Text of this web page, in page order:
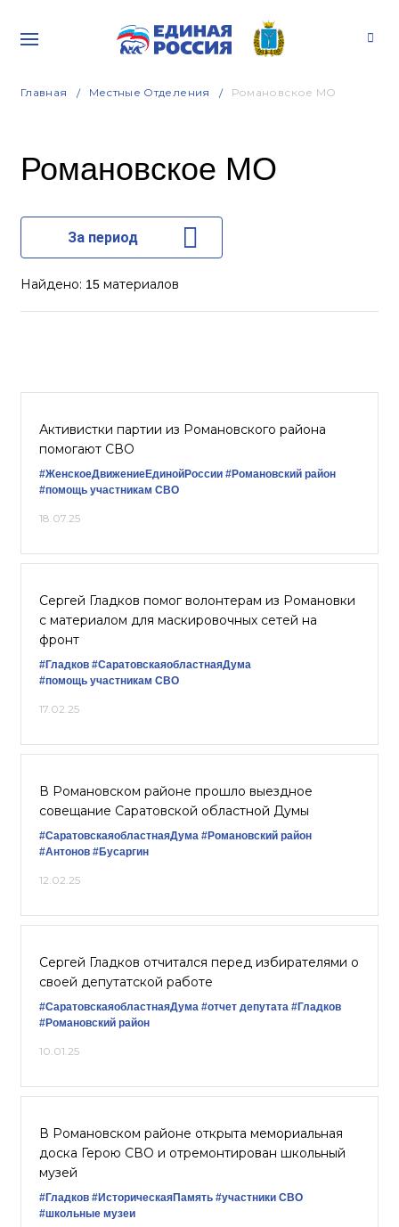
Главная Местные Отделения Романовское МО
Романовское МО
За период
Найдено: 15 материалов
Активистки партии из Романовского района
помогают СВО
#ЖенскоеДвижениеЕдинойРоссии #Романовский район
#помощь участникам СВО
18.07.25
Сергей Гладков помог волонтерам из Романовки
с материалом для маскировочных сетей на
фронт
#Гладков #СаратовскаяобластнаяДума
#помощь участникам СВО
17.02.25
В Романовском районе прошло выездное
совещание Саратовской областной Думы
#СаратовскаяобластнаяДума #Романовский район
#Антонов #Бусаргин
12.02.25
Сергей Гладков отчитался перед избирателями о
своей депутатской работе
#СаратовскаяобластнаяДума #отчет депутата #Гладков
#Романовский район
10.01.25
В Романовском районе открыта мемориальная
доска Герою СВО и отремонтирован школьный
музей
#Гладков #ИсторическаяПамять #участники СВО
#школьные музеи